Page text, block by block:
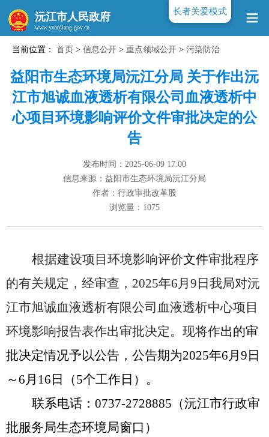
沅江市人民政府
当前位置： 首页 > 信息公开 > 重点领域公开 > 污染防治
益阳市生态环境局沅江分局 关于作出沅
江市旭诚血液透析有限公司血液透析中
心项目环境影响评价文件审批决定的公
告
发布时间：2025-06-09 17:00
信息来源：益阳市生态环境局沅江分局
作者：行政审批改革股
浏览量： 1075
根据建设项目环境影响评价文件审批程序
的有关规定，经审查， 2025年6月 9 日我局对沅
江市旭诚血液透析有限公司血液透析中心项目
环境影响报告表作出审批决定。现将作出的审
批决定情况予以公告，公告期为2025年6月 9 日
～ 6月 16 日（5个工作日）。
联系电话： 0737-2728885 （沅江市行政审
批服务局生态环境局窗口）
长者关爱模式